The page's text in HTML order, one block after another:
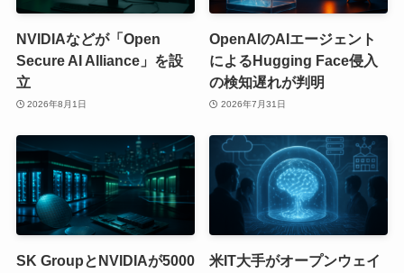
NVIDIAなどが「Open
Secure AI Alliance」を設
立
2026年8月1日
OpenAIのAIエージェント
によるHugging Face侵入
の検知遅れが判明
2026年7月31日
SK GroupとNVIDIAが5000
米IT大手がオープンウェイ